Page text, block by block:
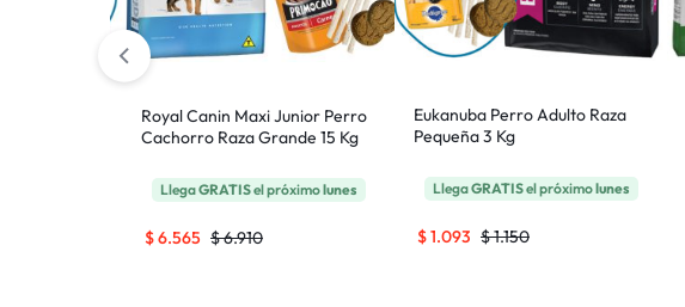
Royal Canin Maxi Junior Perro
Cachorro Raza Grande 15 Kg
LlegaGRATISel próximolunes
$6.910
$6.565
Eukanuba Perro Adulto Raza
Pequeña 3 Kg
LlegaGRATISel próximolunes
$1.150
$1.093